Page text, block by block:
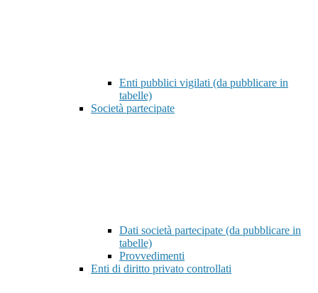
Enti pubblici vigilati (da pubblicare in
tabelle)
Società partecipate
Dati società partecipate (da pubblicare in
tabelle)
Provvedimenti
Enti di diritto privato controllati